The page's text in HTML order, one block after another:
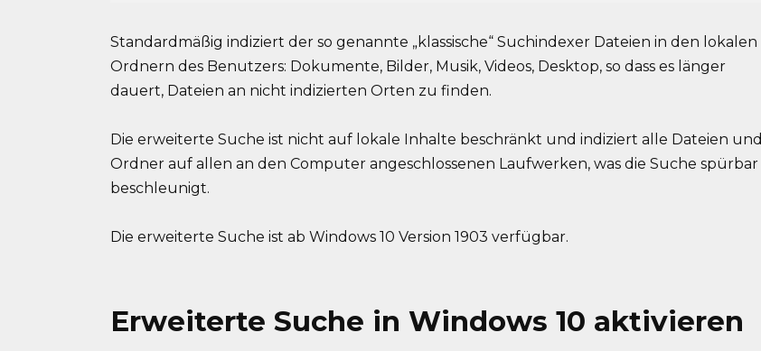
Standardmäßig indiziert der so genannte „klassische“ Suchindexer Dateien in den lokalen
Ordnern des Benutzers: Dokumente, Bilder, Musik, Videos, Desktop, so dass es länger
dauert, Dateien an nicht indizierten Orten zu finden.
Die erweiterte Suche ist nicht auf lokale Inhalte beschränkt und indiziert alle Dateien und
Ordner auf allen an den Computer angeschlossenen Laufwerken, was die Suche spürbar
beschleunigt.
Die erweiterte Suche ist ab Windows 10 Version 1903 verfügbar.
Erweiterte Suche in Windows 10 aktivieren